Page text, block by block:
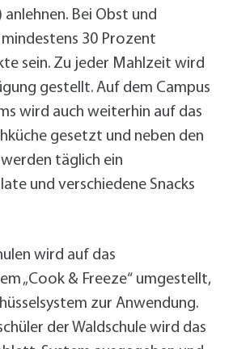
anlehnen. Bei Obst und
mindestens 30 Prozent
sein. Zu jeder Mahlzeit wird
gestellt. Auf dem Campus
wird auch weiterhin auf das
gesetzt und neben den
täglich ein
und verschiedene Snacks
wird auf das
„Cook & Freeze“ umgestellt,
zur Anwendung.
der Waldschule wird das